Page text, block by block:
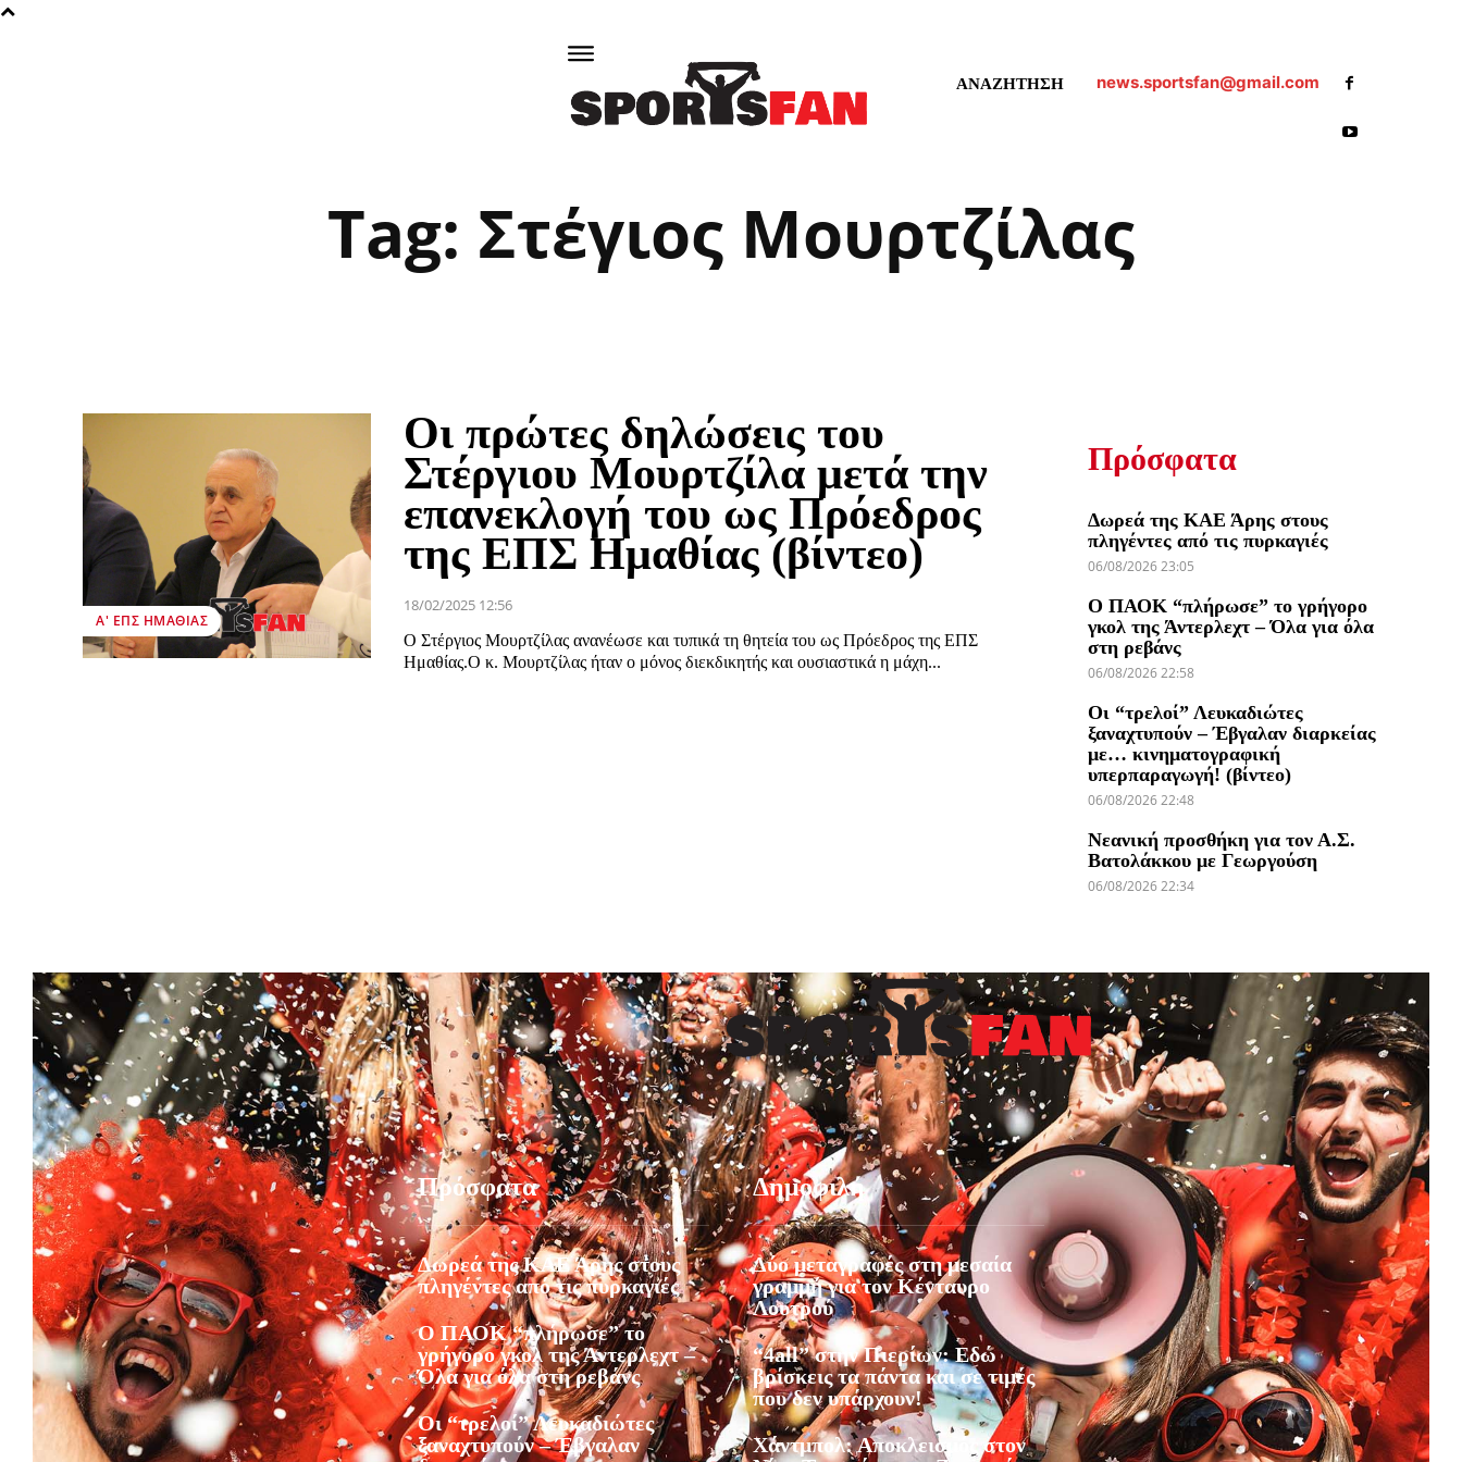
ΑΝΑΖΗΤΗΣΗ news.sportsfan@gmail.com
Tag: Στέγιος Μουρτζίλας
Α' ΕΠΣ ΗΜΑΘΊΑΣ
Οι πρώτες δηλώσεις του
Στέργιου Μουρτζίλα μετά την
επανεκλογή του ως Πρόεδρος
της ΕΠΣ Ημαθίας (βίντεο)
18/02/2025 12:56
Ο Στέργιος Μουρτζίλας ανανέωσε και τυπικά τη θητεία του ως Πρόεδρος της ΕΠΣ
Ημαθίας.Ο κ. Μουρτζίλας ήταν ο μόνος διεκδικητής και ουσιαστικά η μάχη...
Πρόσφατα
Δωρεά της ΚΑΕ Άρης στους
πληγέντες από τις πυρκαγιές
06/08/2026 23:05
Ο ΠΑΟΚ “πλήρωσε” το γρήγορο
γκολ της Άντερλεχτ – Όλα για όλα
στη ρεβάνς
06/08/2026 22:58
Οι “τρελοί” Λευκαδιώτες
ξαναχτυπούν – Έβγαλαν διαρκείας
με… κινηματογραφική
υπερπαραγωγή! (βίντεο)
06/08/2026 22:48
Νεανική προσθήκη για τον Α.Σ.
Βατολάκκου με Γεωργούση
06/08/2026 22:34
Πρόσφατα
Δωρεά της ΚΑΕ Άρης στους
πληγέντες από τις πυρκαγιές
Ο ΠΑΟΚ “πλήρωσε” το
γρήγορο γκολ της Άντερλεχτ –
Όλα για όλα στη ρεβάνς
Οι “τρελοί” Λευκαδιώτες
ξαναχτυπούν – Έβγαλαν
Δημοφιλή
Δύο μεταγραφές στη μεσαία
γραμμή για τον Κένταυρο
Λουτρού
“4all” στην Πιερίων: Εδώ
βρίσκεις τα πάντα και σε τιμές
που δεν υπάρχουν!
Χάντμπολ: Αποκλεισμός στον